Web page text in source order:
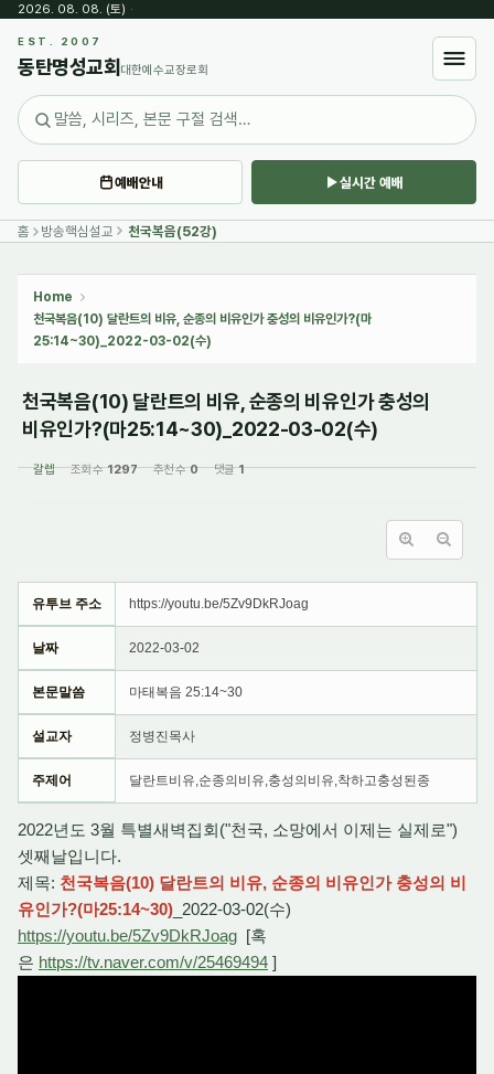
2026. 08. 08. (토) ·
EST. 2007
동탄명성교회 대한예수교장로회
예배안내 실시간 예배
홈 방송핵심설교 천국복음(52강)
Home
천국복음(10) 달란트의 비유, 순종의 비유인가 충성의 비유인가?(마
25:14~30)_2022-03-02(수)
천국복음(10) 달란트의 비유, 순종의 비유인가 충성의
비유인가?(마25:14~30)_2022-03-02(수)
갈렙 조회 수1297 추천 수0 댓글1
유투브 주소 https://youtu.be/5Zv9DkRJoag
날짜 2022-03-02
본문말씀 마태복음 25:14~30
설교자 정병진목사
주제어 달란트비유,순종의비유,충성의비유,착하고충성된종
2022년도 3월 특별새벽집회("천국, 소망에서 이제는 실제로")
셋째날입니다.
제목: 천국복음(10) 달란트의 비유, 순종의 비유인가 충성의 비
유인가?(마25:14~30) _2022-03-02(수)
https://youtu.be/5Zv9DkRJoag [혹
은 https://tv.naver.com/v/25469494 ]
Sketchbook5, 스케치북5
Sketchbook5, 스케치북5